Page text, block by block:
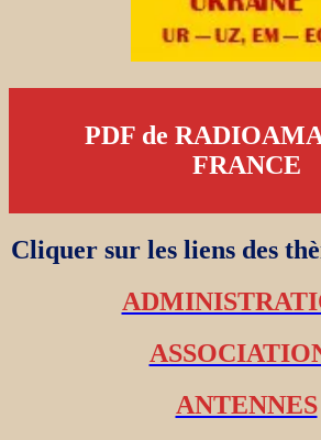
PDF de
FRANCE
Cliquer sur les liens des
ANTENNES